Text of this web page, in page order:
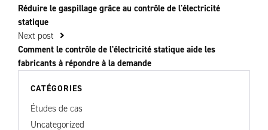
Réduire le gaspillage grâce au contrôle de l'électricité
statique
Next post
Comment le contrôle de l'électricité statique aide les
fabricants à répondre à la demande
CATÉGORIES
Études de cas
Uncategorized